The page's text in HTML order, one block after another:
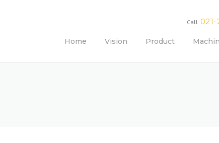
Call
Home Vision Product